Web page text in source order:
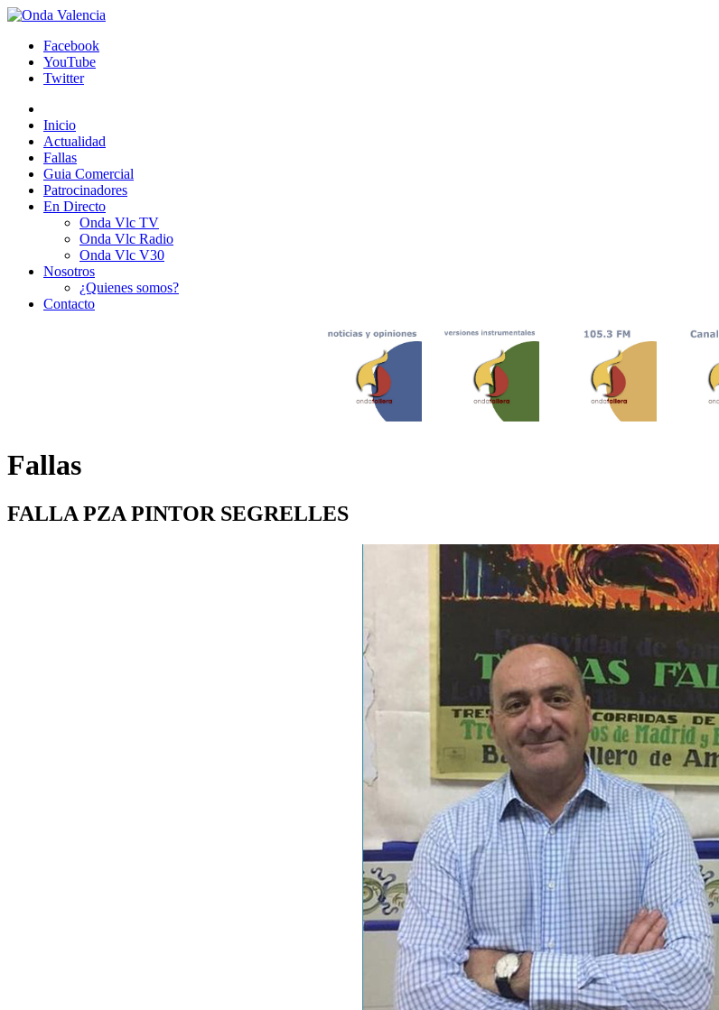
Facebook
YouTube
Twitter
Inicio
Actualidad
Fallas
Guia Comercial
Patrocinadores
En Directo
Onda Vlc TV
Onda Vlc Radio
Onda Vlc V30
Nosotros
¿Quienes somos?
Contacto
Fallas
FALLA PZA PINTOR SEGRELLES